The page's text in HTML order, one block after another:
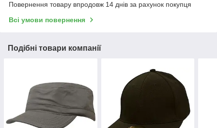
Повернення товару впродовж 14 днів за рахунок покупця
Всі умови повернення
Подібні товари компанії